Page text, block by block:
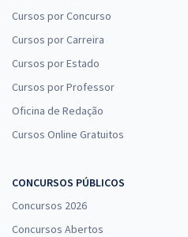
Cursos por Concurso
Cursos por Carreira
Cursos por Estado
Cursos por Professor
Oficina de Redação
Cursos Online Gratuitos
CONCURSOS PÚBLICOS
Concursos 2026
Concursos Abertos